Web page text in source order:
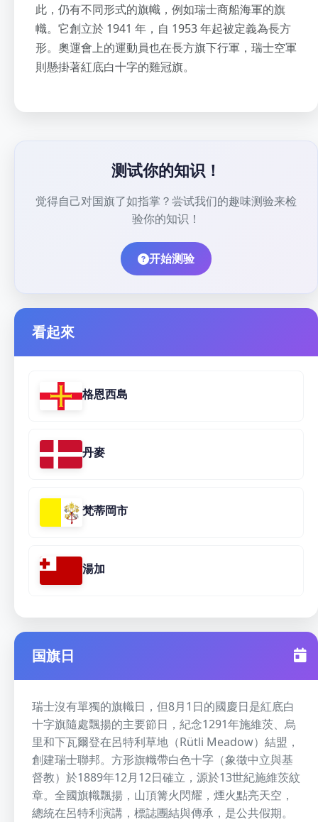
此，仍有不同形式的旗幟，例如瑞士商船海軍的旗
幟。它創立於 1941 年，自 1953 年起被定義為長方
形。奧運會上的運動員也在長方旗下行軍，瑞士空軍
則懸掛著紅底白十字的雞冠旗。
测试你的知识！
觉得自己对国旗了如指掌？尝试我们的趣味测验来检
验你的知识！
开始测验
看起來
格恩西島
丹麥
梵蒂岡市
湯加
国旗日
瑞士沒有單獨的旗幟日，但8月1日的國慶日是紅底白
十字旗隨處飄揚的主要節日，紀念1291年施維茨、烏
里和下瓦爾登在呂特利草地（Rütli Meadow）結盟，
創建瑞士聯邦。方形旗幟帶白色十字（象徵中立與基
督教）於1889年12月12日確立，源於13世紀施維茨紋
章。全國旗幟飄揚，山頂篝火閃耀，煙火點亮天空，
總統在呂特利演講，標誌團結與傳承，是公共假期。